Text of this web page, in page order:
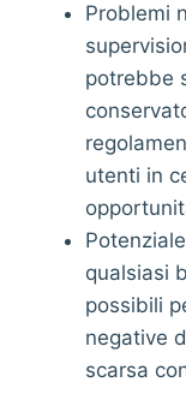
Problemi
potrebbe
utenti in
qualsiasi
possibili
negative
scarsa